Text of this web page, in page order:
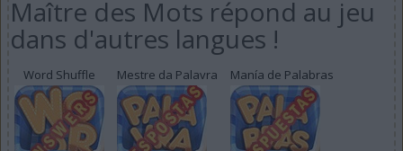
Maître des Mots répond au jeu
dans d'autres langues !
Word Shuffle Mestre da Palavra Manía de Palabras